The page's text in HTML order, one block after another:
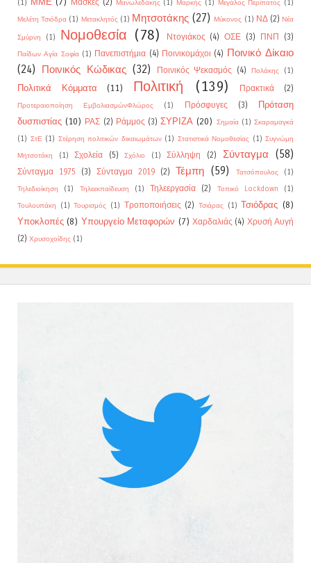
(1)
Μάσκες (2) Μανωλεδάκης (1) Μαρκής (1) Μεγάλος Περίπατος (1)
Μελέτη Τσιόδρα (1) Μετακλητός (1) Μητσοτάκης (27) Μύκονος (1) ΝΔ (2) Νέα
Σμύρνη (1) Νομοθεσία (78) Ντογιάκος (4) ΟΣΕ (3) ΠΝΠ (3)
Παίδων Αγία Σοφία (1) Πανεπιστήμια (4) Ποινικομάχοι (4) Ποινικό Δίκαιο
(24)
Ποινικός Κώδικας (32) Ποινικός Ψεκασμός (4) Πολάκης (1)
Πολιτικά Κόμματα (11) Πολιτική (139) Πρακτικά (2)
Προτεραιοποίηση ΕμβολιασμώνΦλώρος (1) Πρόσφυγες (3)
Πρόταση
δυσπιστίας (10) ΡΑΣ (2) Ράμμος (3) ΣΥΡΙΖΑ (20) Σημαία (1) Σκαραμαγκά
(1) ΣτΕ (1) Στέρηση πολιτικών δικαιωμάτων (1) Στατιστικά Νομοθεσίας (1) Συγνώμη
Μητσοτάκη
(1) Σχολεία (5) Σχόλιο (1) Σύλληψη (2) Σύνταγμα (58)
Σύνταγμα 1975 (3) Σύνταγμα 2019 (2) Τέμπη (59) Τατσόπουλος
(1)
Τηλεδιοίκηση
(1) Τηλεεκπαίδευση (1) Τηλεεργασία (2) Τοπικό Lockdown
(1)
Τουλουπάκη
(1) Τουρισμός (1) Τροποποιήσεις (2) Τσιάρας (1) Τσιόδρας (8)
Υποκλοπές (8) Υπουργείο Μεταφορών (7) Χαρδαλιάς (4) Χρυσή Αυγή
(2) Χρυσοχοίδης (1)